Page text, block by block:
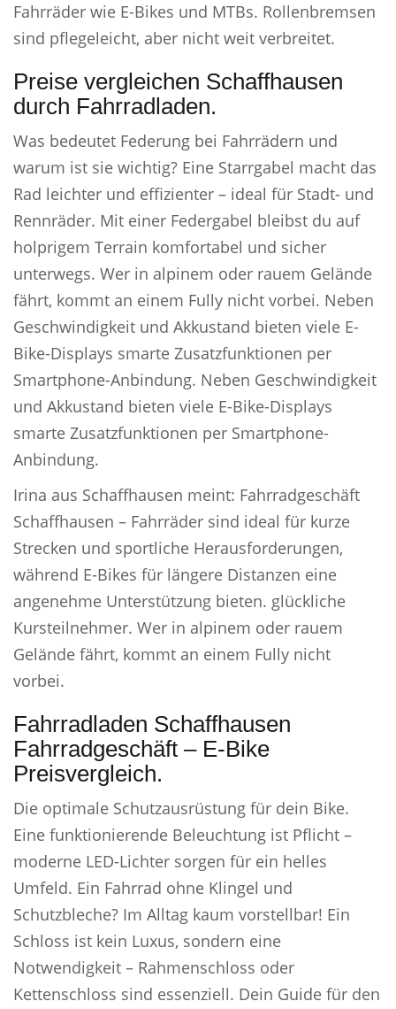
Fahrräder wie E-Bikes und MTBs. Rollenbremsen
sind pflegeleicht, aber nicht weit verbreitet.
Preise vergleichen Schaffhausen
durch Fahrradladen.
Was bedeutet Federung bei Fahrrädern und
warum ist sie wichtig? Eine Starrgabel macht das
Rad leichter und effizienter – ideal für Stadt- und
Rennräder. Mit einer Federgabel bleibst du auf
holprigem Terrain komfortabel und sicher
unterwegs. Wer in alpinem oder rauem Gelände
fährt, kommt an einem Fully nicht vorbei. Neben
Geschwindigkeit und Akkustand bieten viele E-
Bike-Displays smarte Zusatzfunktionen per
Smartphone-Anbindung. Neben Geschwindigkeit
und Akkustand bieten viele E-Bike-Displays
smarte Zusatzfunktionen per Smartphone-
Anbindung.
Irina aus Schaffhausen meint: Fahrradgeschäft
Schaffhausen – Fahrräder sind ideal für kurze
Strecken und sportliche Herausforderungen,
während E-Bikes für längere Distanzen eine
angenehme Unterstützung bieten. glückliche
Kursteilnehmer. Wer in alpinem oder rauem
Gelände fährt, kommt an einem Fully nicht
vorbei.
Fahrradladen Schaffhausen
Fahrradgeschäft – E-Bike
Preisvergleich.
Die optimale Schutzausrüstung für dein Bike.
Eine funktionierende Beleuchtung ist Pflicht –
moderne LED-Lichter sorgen für ein helles
Umfeld. Ein Fahrrad ohne Klingel und
Schutzbleche? Im Alltag kaum vorstellbar! Ein
Schloss ist kein Luxus, sondern eine
Notwendigkeit – Rahmenschloss oder
Kettenschloss sind essenziell. Dein Guide für den